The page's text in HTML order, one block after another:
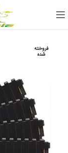
فروخته
شده